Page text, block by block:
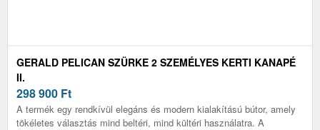
GERALD PELICAN SZÜRKE 2 SZEMÉLYES KERTI KANAPÉ
II.
298 900 Ft
A termék egy rendkívül elegáns és modern kialakítású bútor, amely
tökéletes választás mind beltéri, mind kültéri használatra. A